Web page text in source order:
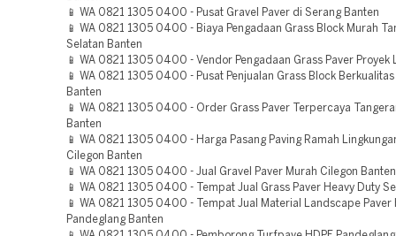
📱 WA 0821 1305 0400 - Pusat Gravel Paver di Serang Banten
📱 WA 0821 1305 0400 - Biaya Pengadaan Grass Block Murah
Selatan Banten
📱 WA 0821 1305 0400 - Vendor Pengadaan Grass Paver Proyek
📱 WA 0821 1305 0400 - Pusat Penjualan Grass Block
Banten
📱 WA 0821 1305 0400 - Order Grass Paver Terpercaya
Banten
📱 WA 0821 1305 0400 - Harga Pasang Paving Ramah
Cilegon Banten
📱 WA 0821 1305 0400 - Jual Gravel Paver Murah Cilegon Banten
📱 WA 0821 1305 0400 - Tempat Jual Grass Paver Heavy Duty
📱 WA 0821 1305 0400 - Tempat Jual Material Landscape Paver
Pandeglang Banten